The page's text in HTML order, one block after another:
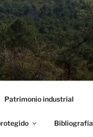
Patrimonio industrial
Bibliografía